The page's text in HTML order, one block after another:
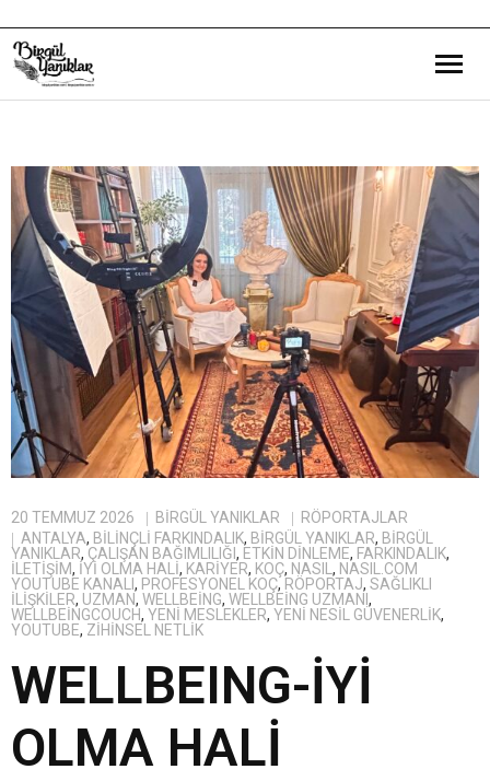
Eğitim Yazılarım
Gezi ve Kültür Yazılarım
Röportajlarım
Destek Olduğum Projeler
Yürüttüğüm Projeler
20 TEMMUZ 2026 BIRGÜL YANIKLAR
RÖPORTAJLAR
ANTALYA, BILINÇLI FARKINDALIK, BİRGÜL YANIKLAR, BIRGÜL
YANIKLAR, ÇALIŞAN BAĞIMLILIĞI , ETKIN DINLEME, FARKINDALIK,
ILETIŞIM, IYI OLMA HALI, KARIYER, KOÇ, NASIL, NASIL.COM
YOUTUBE KANALI, PROFESYONEL KOÇ, RÖPORTAJ, SAĞLIKLI
ILIŞKILER, UZMAN, WELLBEING, WELLBEING UZMANI ,
WELLBEINGCOUCH, YENI MESLEKLER, YENI NESIL GÜVENERLIK,
YOUTUBE, ZIHINSEL NETLIK
WELLBEING-İYİ
OLMA HALİ